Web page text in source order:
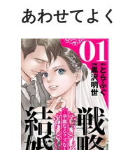
あわせてよ